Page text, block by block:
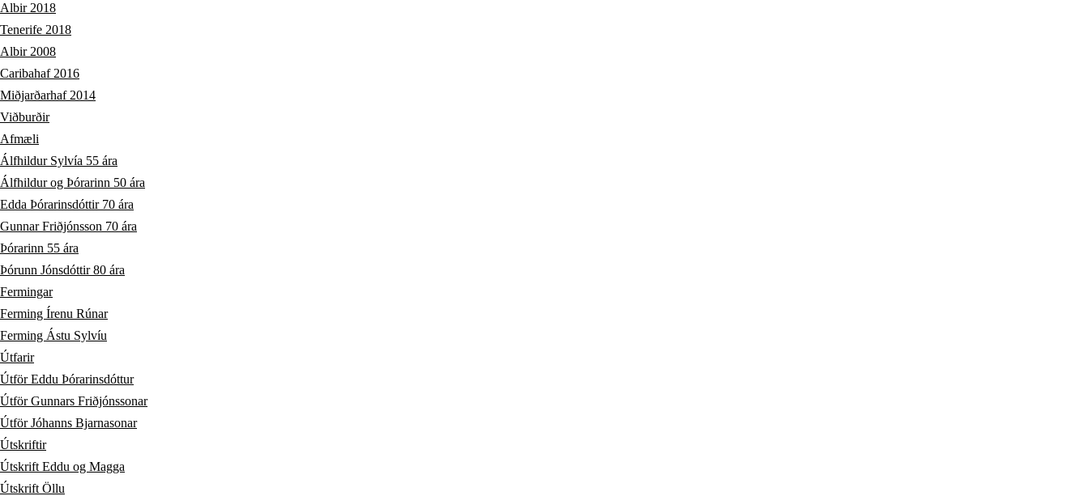
Albir 2018
Tenerife 2018
Albir 2008
Caribahaf 2016
Miðjarðarhaf 2014
Viðburðir
Afmæli
Álfhildur Sylvía 55 ára
Álfhildur og Þórarinn 50 ára
Edda Þórarinsdóttir 70 ára
Gunnar Friðjónsson 70 ára
Þórarinn 55 ára
Þórunn Jónsdóttir 80 ára
Fermingar
Ferming Írenu Rúnar
Ferming Ástu Sylvíu
Útfarir
Útför Eddu Þórarinsdóttur
Útför Gunnars Friðjónssonar
Útför Jóhanns Bjarnasonar
Útskriftir
Útskrift Eddu og Magga
Útskrift Öllu